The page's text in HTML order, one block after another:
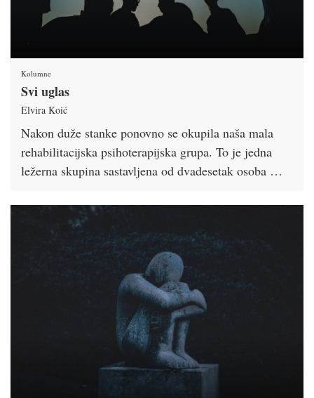
Kolumne
Svi uglas
Elvira Koić
Nakon duže stanke ponovno se okupila naša mala
rehabilitacijska psihoterapijska grupa. To je jedna
ležerna skupina sastavljena od dvadesetak osoba …